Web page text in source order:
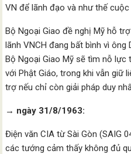
VN để lãnh đạo và như thế
Bộ Ngoại Giao đề nghị Mỹ hỗ
lãnh VNCH đang bất bình vì ông
Bộ Ngoại Giao Mỹ sẽ tìm nỗ lực
với Phật Giáo, trong khi vẫn giữ
trợ nếu chỉ còn giải pháp duy
→ ngày 31/8/1963:
Điện văn CIA từ Sài Gòn (SAIG
các tướng cảm thấy không đủ